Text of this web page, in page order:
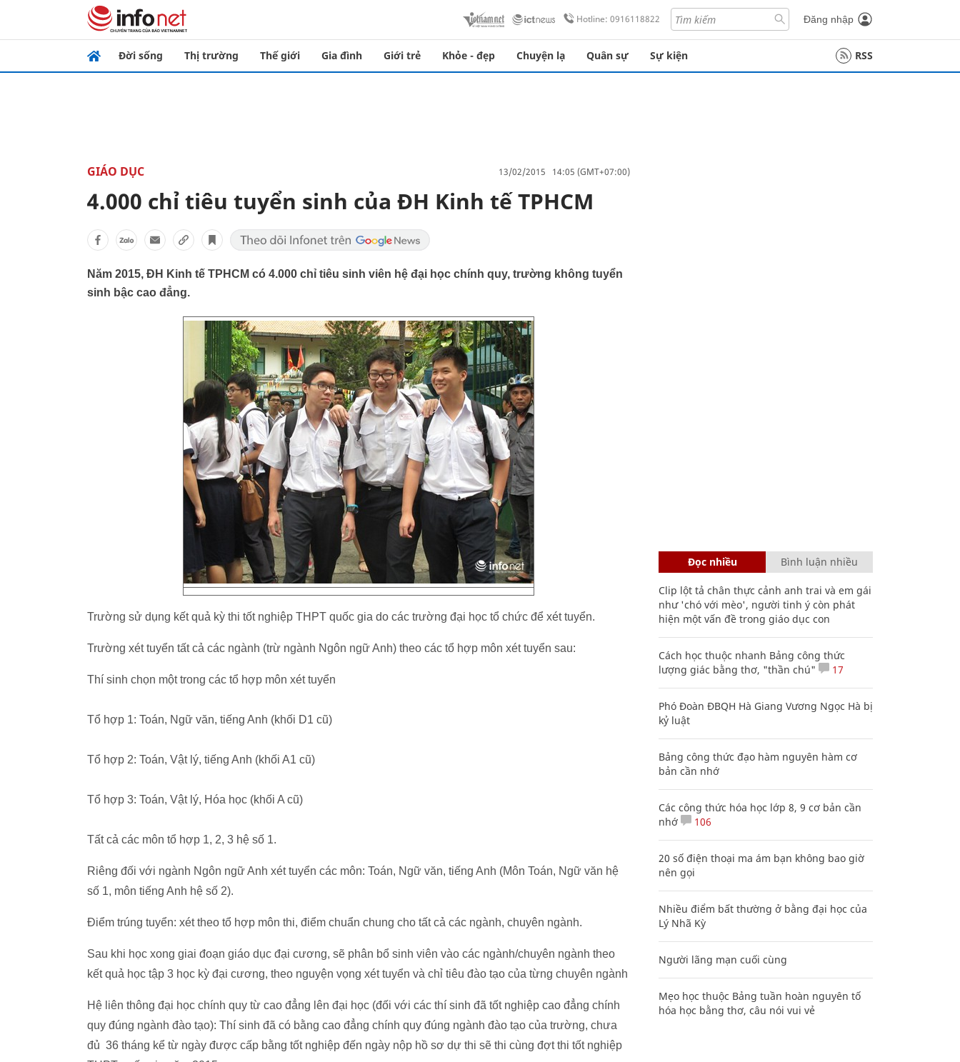
Hotline: 0916118822 Đăng nhập
Đời sống Thị trường Thế giới Gia đình Giới trẻ Khỏe - đẹp Chuyện lạ Quân sự Sự kiện RSS
GIÁO DỤC 13/02/2015 14:05 (GMT+07:00)
4.000 chỉ tiêu tuyển sinh của ĐH Kinh tế TPHCM
Năm 2015, ĐH Kinh tế TPHCM có 4.000 chỉ tiêu sinh viên hệ đại học chính quy, trường không tuyển
sinh bậc cao đẳng.
Trường sử dụng kết quả kỳ thi tốt nghiệp THPT quốc gia do các trường đại học tổ chức để xét tuyển.
Trường xét tuyển tất cả các ngành (trừ ngành Ngôn ngữ Anh) theo các tổ hợp môn xét tuyển sau:
Thí sinh chọn một trong các tổ hợp môn xét tuyển
Tổ hợp 1: Toán, Ngữ văn, tiếng Anh (khối D1 cũ)
Tổ hợp 2: Toán, Vật lý, tiếng Anh (khối A1 cũ)
Tổ hợp 3: Toán, Vật lý, Hóa học (khối A cũ)
Tất cả các môn tổ hợp 1, 2, 3 hệ số 1.
Riêng đối với ngành Ngôn ngữ Anh xét tuyển các môn: Toán, Ngữ văn, tiếng Anh (Môn Toán, Ngữ văn hệ
số 1, môn tiếng Anh hệ số 2).
Điểm trúng tuyển: xét theo tổ hợp môn thi, điểm chuẩn chung cho tất cả các ngành, chuyên ngành.
Sau khi học xong giai đoạn giáo dục đại cương, sẽ phân bổ sinh viên vào các ngành/chuyên ngành theo
kết quả học tập 3 học kỳ đại cương, theo nguyện vọng xét tuyển và chỉ tiêu đào tạo của từng chuyên ngành
Hệ liên thông đại học chính quy từ cao đẳng lên đại học (đối với các thí sinh đã tốt nghiệp cao đẳng chính
quy đúng ngành đào tạo): Thí sinh đã có bằng cao đẳng chính quy đúng ngành đào tạo của trường, chưa
đủ 36 tháng kể từ ngày được cấp bằng tốt nghiệp đến ngày nộp hồ sơ dự thi sẽ thi cùng đợt thi tốt nghiệp
Đọc nhiều Bình luận nhiều
Clip lột tả chân thực cảnh anh trai và em gái
như 'chó với mèo', người tinh ý còn phát
hiện một vấn đề trong giáo dục con
Cách học thuộc nhanh Bảng công thức
lượng giác bằng thơ, "thần chú"
17
Phó Đoàn ĐBQH Hà Giang Vương Ngọc Hà bị
kỷ luật
Bảng công thức đạo hàm nguyên hàm cơ
bản cần nhớ
Các công thức hóa học lớp 8, 9 cơ bản cần
nhớ
106
20 số điện thoại ma ám bạn không bao giờ
nên gọi
Nhiều điểm bất thường ở bằng đại học của
Lý Nhã Kỳ
Người lãng mạn cuối cùng
Mẹo học thuộc Bảng tuần hoàn nguyên tố
hóa học bằng thơ, câu nói vui vẻ